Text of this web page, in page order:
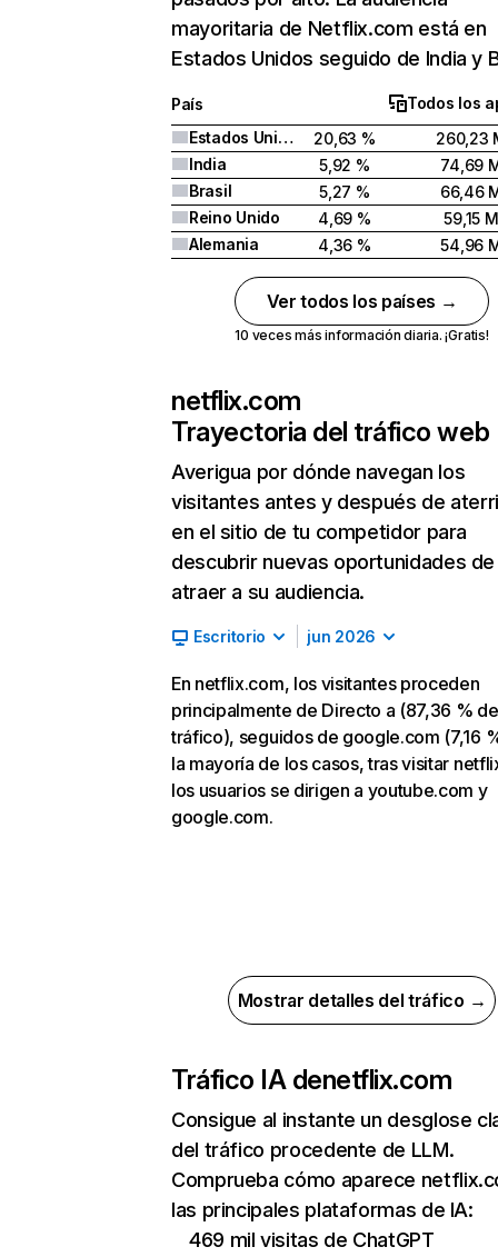
mayoritaria de Netflix.com está en
Estados Unidos seguido de India y
País
Todos los
Estados Unidos
20,63 %
260,23
India
5,92 %
74,69
Brasil
5,27 %
66,46
Reino Unido
4,69 %
59,15 M
Alemania
4,36 % 54,96
Ver todos los países →
10 veces más información diaria. ¡Gratis!
netflix.com
Trayectoria del tráfico web
Averigua por dónde navegan los
visitantes antes y después de
en el sitio de tu competidor para
descubrir nuevas oportunidades de
atraer a su audiencia.
Escritorio jun 2026
En netflix.com, los visitantes proceden
principalmente de Directo a (87,36 % de
tráfico), seguidos de google.com (7,16
la mayoría de los casos, tras visitar
los usuarios se dirigen a youtube.com y
google.com.
Mostrar detalles del tráfico →
Tráfico IA denetflix.com
Consigue al instante un desglose
del tráfico procedente de LLM.
Comprueba cómo aparece
las principales plataformas de IA:
469 mil visitas de ChatGPT